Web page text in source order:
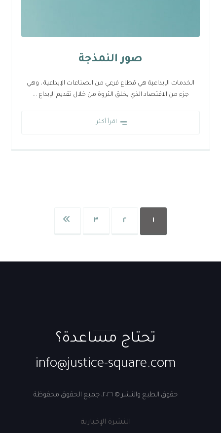
صور النمذجة
الخدمات الإبداعية هي قطاع فرعي من الصناعات الإبداعية ، وهي
جزء من الاقتصاد الذي يخلق الثروة من خلال تقديم الإبداع ...
اقرأ أكثر
١ ٢ ٣
تحتاج مساعدة؟
info@justice-square.com
حقوق الطبع والنشر © ٢٠٢٦، جميع الحقوق محفوظة
النشرة الإخبارية